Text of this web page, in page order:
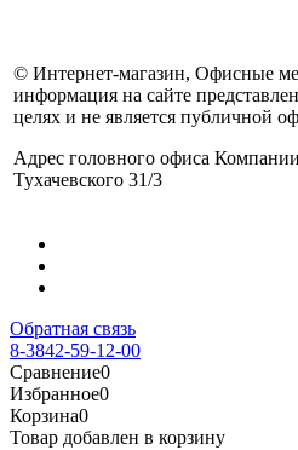
© Интернет-магазин, Офисные
информация на сайте
целях и не является публичной
Адрес головного офиса
Тухачевского 31/3
Обратная связь
8-3842-59-12-00
Сравнение0
Избранное0
Корзина0
Товар добавлен в корзину